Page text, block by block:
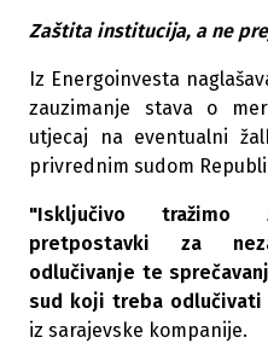
Zaštita institucija, a ne
Iz Energoinvesta
zauzimanje stava o
utjecaj na eventualni
privrednim sudom
"Isključivo tražimo
pretpostavki za
odlučivanje te
sud koji treba odlučivati
iz sarajevske kompanije.